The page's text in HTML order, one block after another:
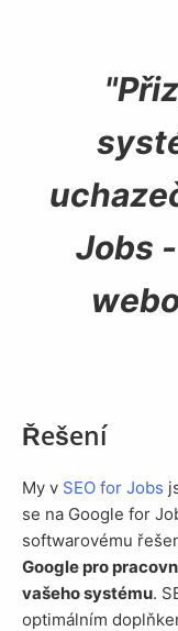
Jobs
Řešení
My v SEO for Jobs
se na Google for
softwarovému
Google pro
vašeho systému.
optimálním